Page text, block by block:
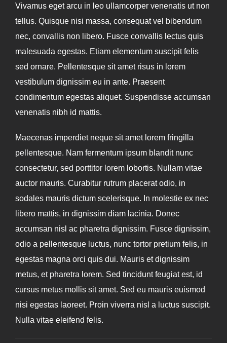
Vivamus eget arcu in leo ullamcorper venenatis ut non
tellus. Quisque nisi massa, consequat vel bibendum
nec, convallis non libero. Fusce convallis lectus quis
malesuada egestas. Etiam elementum suscipit felis
sed ornare. Pellentesque sit amet risus in lorem
vestibulum dignissim eu in ante. Praesent
condimentum egestas aliquet. Suspendisse accumsan
venenatis nibh id mattis.
Maecenas imperdiet neque sit amet lorem fringilla
pellentesque. Nam fermentum ipsum blandit nunc
consectetur, sed porttitor lorem lobortis. Nullam vitae
auctor mauris. Curabitur rutrum placerat odio, in
sodales mauris dictum scelerisque. In molestie ex nec
libero mattis, in dignissim diam lacinia. Donec
accumsan nisl ac pharetra dignissim. Fusce dignissim,
odio a pellentesque luctus, nunc tortor pretium felis, in
egestas magna orci quis dui. Mauris et dignissim
metus, et pharetra lorem. Sed tincidunt feugiat est, id
cursus metus mollis sit amet. Sed eu mauris euismod
nisi egestas laoreet. Proin viverra nisl a luctus suscipit.
Nulla vitae eleifend felis.